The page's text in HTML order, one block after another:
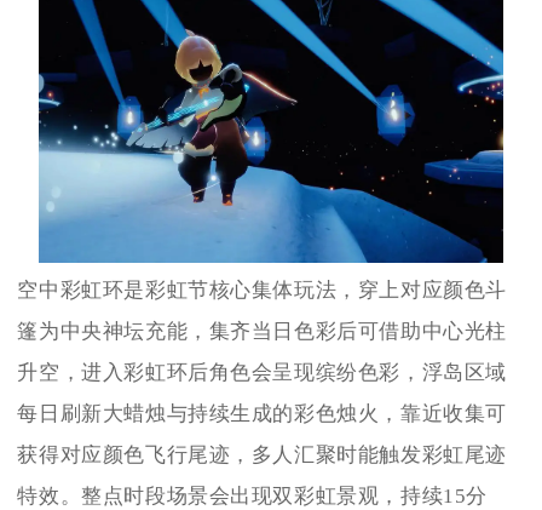
空中彩虹环是彩虹节核心集体玩法，穿上对应颜色斗
篷为中央神坛充能，集齐当日色彩后可借助中心光柱
升空，进入彩虹环后角色会呈现缤纷色彩，浮岛区域
每日刷新大蜡烛与持续生成的彩色烛火，靠近收集可
获得对应颜色飞行尾迹，多人汇聚时能触发彩虹尾迹
特效。整点时段场景会出现双彩虹景观，持续15分